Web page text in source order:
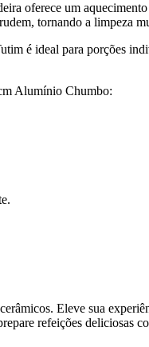
oferece um
tornando a limpeza
é ideal para porções
Alumínio Chumbo:
Eleve sua
refeições deliciosas